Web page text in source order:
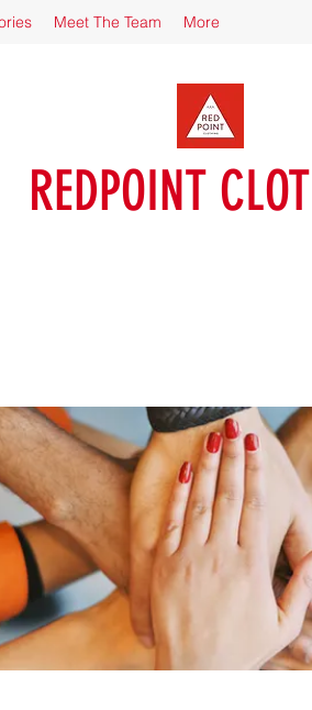
Meet The Team More
REDPOINT